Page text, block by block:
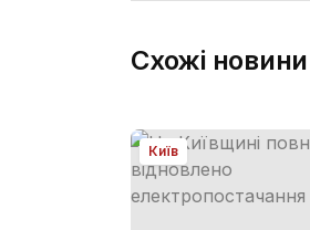
Схожі новини
Київ